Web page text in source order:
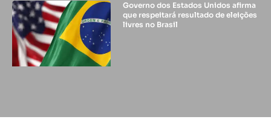
Governo dos Estados Unidos afirma
que respeitará resultado de eleições
livres no Brasil